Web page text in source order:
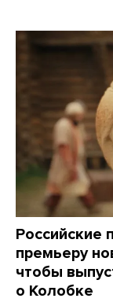
Российские
премьеру
чтобы
о Колобке